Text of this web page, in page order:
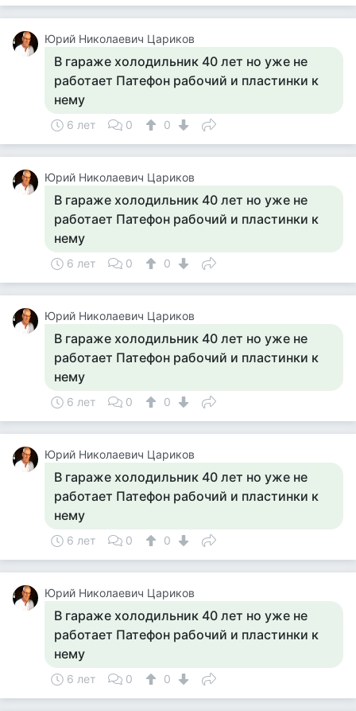
Юрий Николаевич Цариков
В гараже холодильник 40 лет но уже не
работает Патефон рабочий и пластинки к
нему
6 лет 0 0
Юрий Николаевич Цариков
В гараже холодильник 40 лет но уже не
работает Патефон рабочий и пластинки к
нему
6 лет 0 0
Юрий Николаевич Цариков
В гараже холодильник 40 лет но уже не
работает Патефон рабочий и пластинки к
нему
6 лет 0 0
Юрий Николаевич Цариков
В гараже холодильник 40 лет но уже не
работает Патефон рабочий и пластинки к
нему
6 лет 0 0
Юрий Николаевич Цариков
В гараже холодильник 40 лет но уже не
работает Патефон рабочий и пластинки к
нему
6 лет 0 0